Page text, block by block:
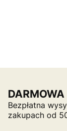
Bezpłatna
zakupach od